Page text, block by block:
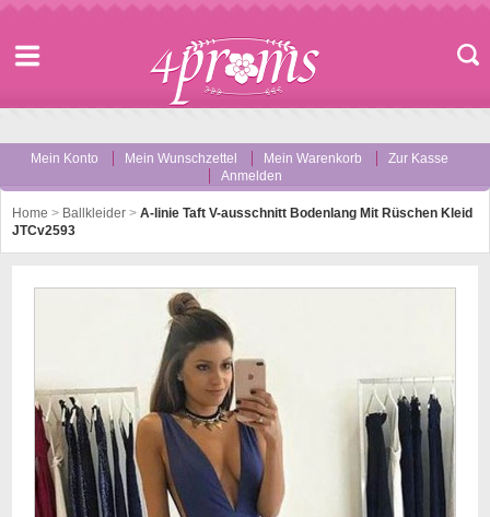
Mein Konto Mein Wunschzettel Mein Warenkorb
Zur Kasse
Anmelden
Home > Ballkleider > A-linie Taft V-ausschnitt Bodenlang Mit Rüschen Kleid
JTCv2593